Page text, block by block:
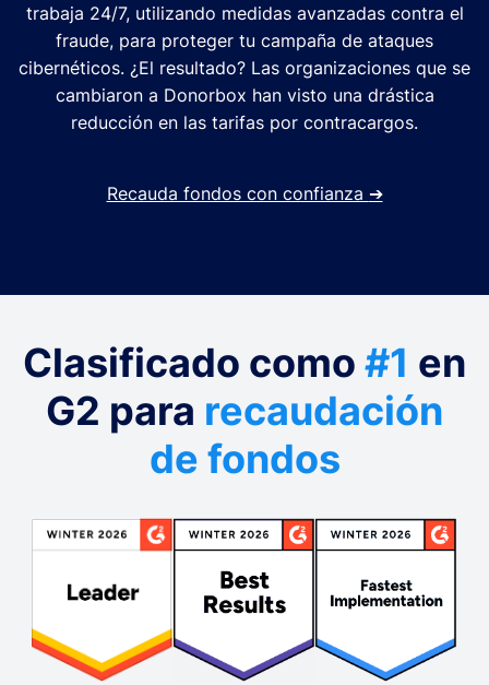
trabaja 24/7, utilizando medidas avanzadas contra el
fraude, para proteger tu campaña de ataques
cibernéticos. ¿El resultado? Las organizaciones que se
cambiaron a Donorbox han visto una drástica
reducción en las tarifas por contracargos.
Recauda fondos con confianza ➔
Clasificado como #1 en
G2 para recaudación
de fondos